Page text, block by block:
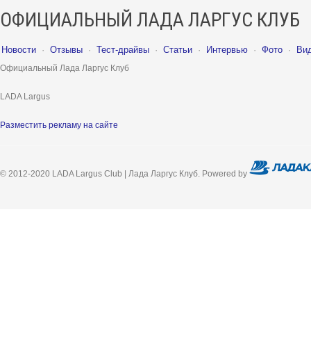
ОФИЦИАЛЬНЫЙ ЛАДА ЛАРГУС КЛУБ
Новости · Отзывы · Тест-драйвы · Статьи · Интервью · Фото ·
Официальный Лада Ларгус Клуб
LADA Largus
Разместить рекламу на сайте
© 2012-2020 LADA Largus Club | Лада Ларгус Клуб. Powered by